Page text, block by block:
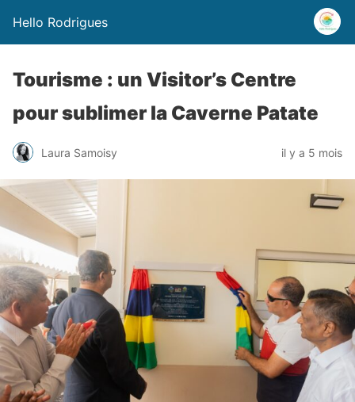
Hello Rodrigues
Tourisme : un Visitor’s Centre
pour sublimer la Caverne Patate
Laura Samoisy il y a 5 mois